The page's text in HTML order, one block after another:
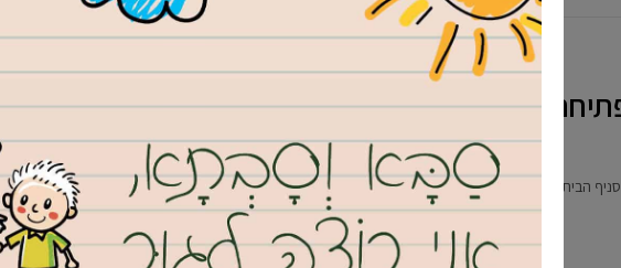
קמפיין הבית היהודי: “כיף לראות כח נשי
הבית היהודי של גבעת שמואל שנערכה אמש הוצגה רשימת המועמדים המלאה לקראת הבחירות הקרובות.